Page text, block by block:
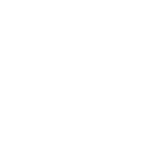
pagamenti tra diversi Paesi.
avere un codice SWIFT
che è il codice SWIFT della
del destinatario e stornare